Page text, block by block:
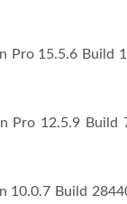
Pro 15.5.6 Build
Pro 12.5.9 Build
Build